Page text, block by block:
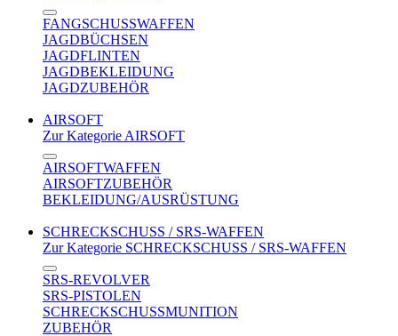
FANGSCHUSSWAFFEN
JAGDBÜCHSEN
JAGDFLINTEN
JAGDBEKLEIDUNG
JAGDZUBEHÖR
AIRSOFT
Zur Kategorie AIRSOFT
AIRSOFTWAFFEN
AIRSOFTZUBEHÖR
BEKLEIDUNG/AUSRÜSTUNG
SCHRECKSCHUSS / SRS-WAFFEN
Zur Kategorie SCHRECKSCHUSS / SRS-WAFFEN
SRS-REVOLVER
SRS-PISTOLEN
SCHRECKSCHUSSMUNITION
ZUBEHÖR